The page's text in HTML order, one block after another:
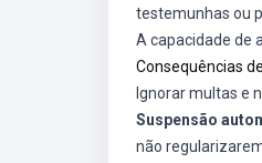
testemunhas ou
A capacidade de
Consequências
Ignorar multas e
Suspensão
não